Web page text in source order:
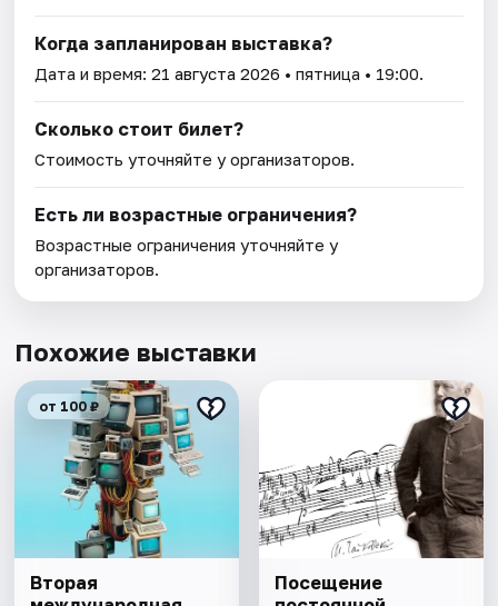
Когда запланирован выставка?
Дата и время:21 августа 2026 • пятница • 19:00.
Сколько стоит билет?
Стоимость уточняйте у организаторов.
Есть ли возрастные ограничения?
Возрастные ограничения уточняйте у
организаторов.
Похожие выставки
от 100 ₽
Вторая
Посещение